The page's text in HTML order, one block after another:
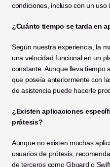
condiciones, incluso con un uso
¿Cuánto tiempo se tarda en
Según nuestra experiencia, la
una velocidad funcional en un
constante. Aunque lleva tiempo
que poseía anteriormente con
de asistencia puede hacerle
¿Existen aplicaciones
prótesis?
Aunque no existen muchas
usuarios de prótesis,
de terceros como Gboard o